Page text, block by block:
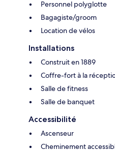
Personnel polyglotte
Bagagiste/groom
Location de vélos
Installations
Construit en 1889
Coffre-fort à la
Salle de fitness
Salle de banquet
Accessibilité
Ascenseur
Cheminement